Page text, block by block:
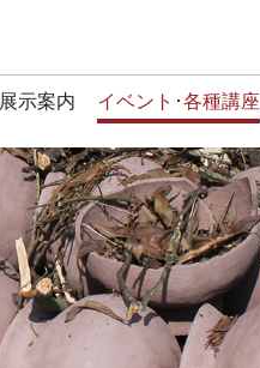
展示案内 イベント･各種講座